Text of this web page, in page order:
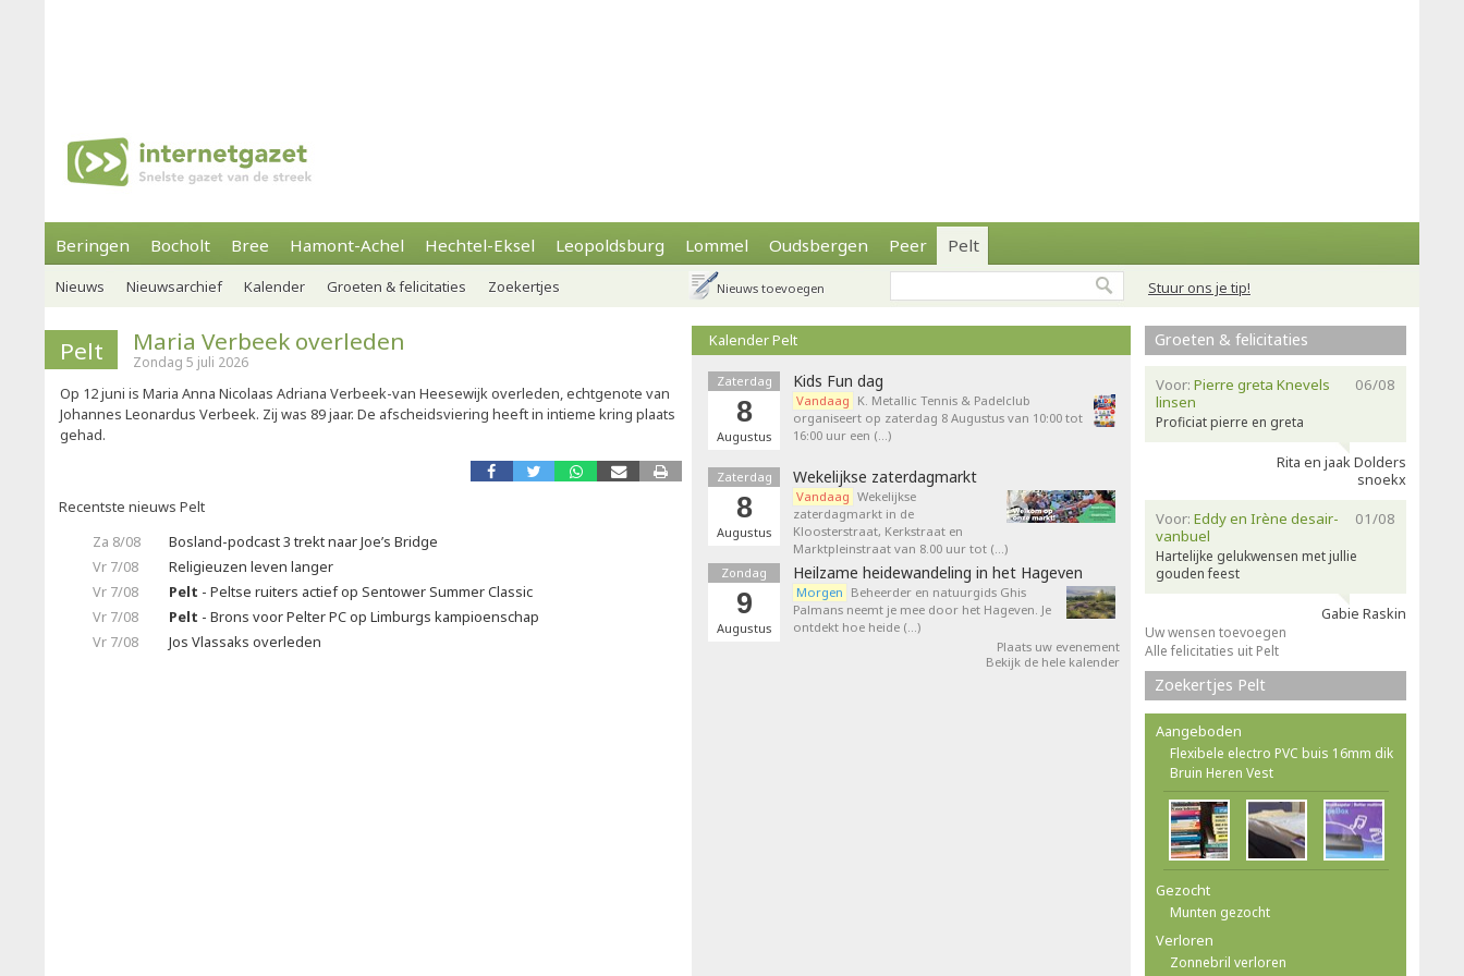
Beringen Bocholt Bree Hamont-Achel Hechtel-Eksel Leopoldsburg Lommel Oudsbergen Peer Pelt
Stuur ons je tip!
Nieuws Nieuwsarchief Kalender Groeten & felicitaties Zoekertjes Nieuws toevoegen
Pelt Maria Verbeek overleden
Zondag 5 juli 2026
Op 12 juni is Maria Anna Nicolaas Adriana Verbeek-van Heesewijk overleden, echtgenote van
Johannes Leonardus Verbeek. Zij was 89 jaar. De afscheidsviering heeft in intieme kring plaats
gehad.
Recentste nieuws Pelt
Za 8/08
Bosland-podcast 3 trekt naar Joe’s Bridge
Vr 7/08
Religieuzen leven langer
Vr 7/08
Pelt - Peltse ruiters actief op Sentower Summer Classic
Vr 7/08
Pelt - Brons voor Pelter PC op Limburgs kampioenschap
Vr 7/08
Jos Vlassaks overleden
Kalender Pelt
Zaterdag
8
Augustus
Kids Fun dag
Vandaag K. Metallic Tennis & Padelclub
organiseert op zaterdag 8 Augustus van 10:00 tot
16:00 uur een (…)
Zaterdag
8
Augustus
Wekelijkse zaterdagmarkt
Vandaag Wekelijkse
zaterdagmarkt in de
Kloosterstraat, Kerkstraat en
Marktpleinstraat van 8.00 uur tot (…)
Zondag
9
Augustus
Heilzame heidewandeling in het Hageven
Morgen Beheerder en natuurgids Ghis
Palmans neemt je mee door het Hageven. Je
ontdekt hoe heide (…)
Plaats uw evenement
Bekijk de hele kalender
Groeten & felicitaties
06/08
Voor: Pierre greta Knevels
linsen
Proficiat pierre en greta
Rita en jaak Dolders
snoekx
01/08
Voor: Eddy en Irène desair-
vanbuel
Hartelijke gelukwensen met jullie
gouden feest
Gabie Raskin
Uw wensen toevoegen
Alle felicitaties uit Pelt
Zoekertjes Pelt
Aangeboden
Flexibele electro PVC buis 16mm dik
Bruin Heren Vest
Gezocht
Munten gezocht
Verloren
Zonnebril verloren